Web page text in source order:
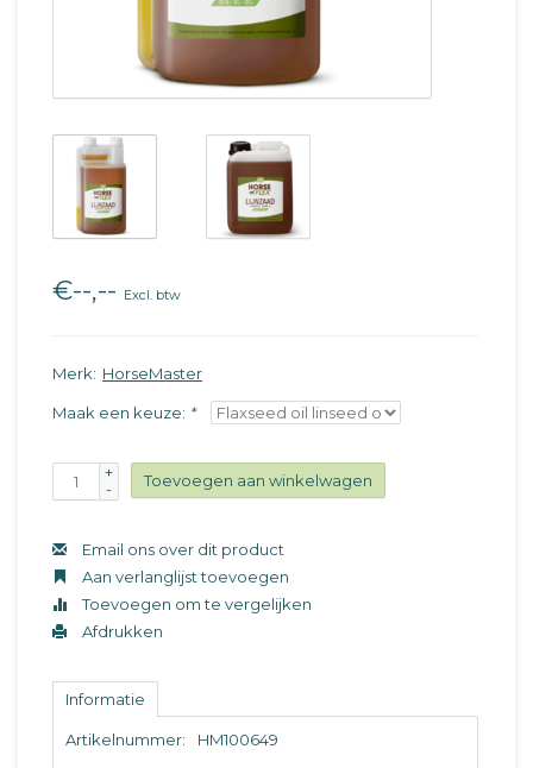
€--,-- Excl. btw
Merk: HorseMaster
Maak een keuze: *
+
-
Toevoegen aan winkelwagen
Email ons over dit product
Aan verlanglijst toevoegen
Toevoegen om te vergelijken
Afdrukken
Informatie
Artikelnummer: HM100649